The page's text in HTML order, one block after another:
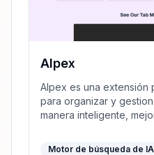
AIpex
AIpex es una extensión
para organizar y
manera inteligente,
Motor de búsqueda de IA